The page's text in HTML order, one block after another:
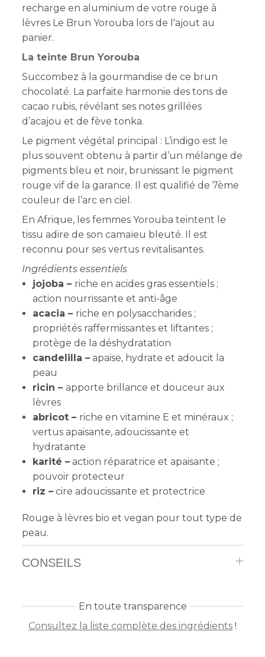
recharge en aluminium de votre rouge à
lèvres Le Brun Yorouba lors de l'ajout au
panier.
La teinte Brun Yorouba
Succombez à la gourmandise de ce brun
chocolaté. La parfaite harmonie des tons de
cacao rubis, révélant ses notes grillées
d’acajou et de fève tonka.
Le pigment végétal principal : L’indigo est le
plus souvent obtenu à partir d’un mélange de
pigments bleu et noir, brunissant le pigment
rouge vif de la garance. Il est qualifié de 7ème
couleur de l’arc en ciel.
En Afrique, les femmes Yorouba teintent le
tissu adire de son camaïeu bleuté. Il est
reconnu pour ses vertus revitalisantes.
Ingrédients essentiels
jojoba – riche en acides gras essentiels ;
action nourrissante et anti-âge
acacia – riche en polysaccharides ;
propriétés raffermissantes et liftantes ;
protège de la déshydratation
candelilla – apaise, hydrate et adoucit la
peau
ricin – apporte brillance et douceur aux
lèvres
abricot – riche en vitamine E et minéraux ;
vertus apaisante, adoucissante et
hydratante
karité – action réparatrice et apaisante ;
pouvoir protecteur
riz – cire adoucissante et protectrice
Rouge à lèvres bio et vegan pour tout type de
peau.
CONSEILS
En toute transparence
Consultez la liste complète des ingrédients !